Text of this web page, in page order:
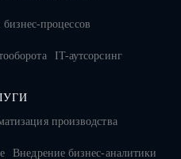
процессов
IT-аутсорсинг
производства
Внедрение бизнес-аналитики